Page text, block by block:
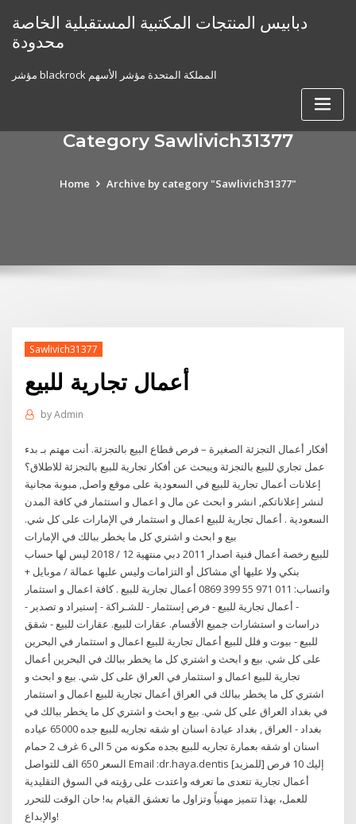
content
دبابيس المنتجات المكتبية المستقبلية الخاصة
محدودة
مؤشر blackrock المملكة المتحدة مؤشر الأسهم
Category Sawlivich31377
Home Archive by category "Sawlivich31377"
Sawlivich31377
أعمال تجارية للبيع
byAdmin
أفكار أعمال التجزئة الصغيرة – فرص قطاع البيع بالتجزئة. أنت مهتم بـ بدء
عمل تجاري للبيع بالتجزئة ويبحث عن أفكار تجارية للبيع بالتجزئة للاطلاق؟
إعلانات أعمال تجارية للبيع في السعودية على موقع واصل, مبوبة مجانية
لنشر إعلاناتكم, انشر و ابحث عن مال و اعمال و استثمار في كافة المدن
السعودية . أعمال تجارية للبيع اعمال و استثمار في الإمارات على كل شي.
بيع و ابحث و اشتري كل ما يخطر ببالك في الإمارات
للبيع رخصة أعمال فنية اصدار 2011 دبي منتهية 12 / 2018 ليس لها حساب
بنكي ولا عليها أي مشاكل أو التزامات وليس عليها عمالة / موبايل +
واتساب: 011 971 55 399 0869 أعمال تجارية للبيع . كافة اعمال و استثمار
- أعمال تجارية للبيع - فرص إستثمار - للشـراكة - إستيراد و تصدير -
دراسات و استشارات جميع الأقسام. عقارات للبيع. عقارات للبيع - شقق
للبيع - بيوت و فلل للبيع أعمال تجارية للبيع اعمال و استثمار في البحرين
على كل شي. بيع و ابحث و اشتري كل ما يخطر ببالك في البحرين أعمال
تجارية للبيع اعمال و استثمار في العراق على كل شي. بيع و ابحث و
اشتري كل ما يخطر ببالك في العراق أعمال تجارية للبيع اعمال و استثمار
في بغداد العراق على كل شي. بيع و ابحث و اشتري كل ما يخطر ببالك في
بغداد - العراق , بغداد عيادة اسنان او شقه تجاريه للبيع جده 65000 عياده
اسنان او شقه بعمارة تجاريه للبيع بجده مكونه من 5 الى 6 غرف 2 حمام
السعر 650 الف للتواصل Email :dr.haya.dentis [للمزيد] إليك 10 فرص
أعمال تجارية تتعدى ما تعرفه واعتدت على رؤيته في السوق التقليدية
للعمل، بهذا تتميز مهنياً وتزاول ما تعشق القيام به! حان الوقت للتحرر
والإبداع!